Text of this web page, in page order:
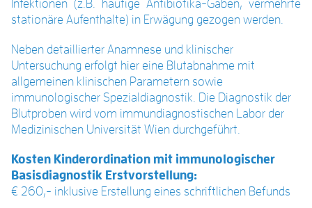
Infektionen (z.B. häufige Antibiotika-Gaben, vermehrte
stationäre Aufenthalte) in Erwägung gezogen werden.
Neben detaillierter Anamnese und klinischer
Untersuchung erfolgt hier eine Blutabnahme mit
allgemeinen klinischen Parametern sowie
immunologischer Spezialdiagnostik. Die Diagnostik der
Blutproben wird vom immundiagnostischen Labor der
Medizinischen Universität Wien durchgeführt.
Kosten Kinderordination mit immunologischer
Basisdiagnostik Erstvorstellung:
€ 260,- inklusive Erstellung eines schriftlichen Befunds